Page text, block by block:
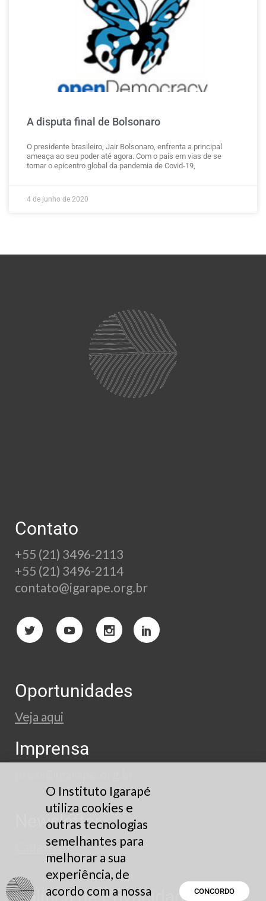
A disputa final de Bolsonaro
O presidente brasileiro, Jair Bolsonaro, enfrenta a principal
ameaça ao seu poder até agora. Com o país em vias de se
tornar o epicentro global da pandemia de Covid-19,
4 de junho de 2020
Contato
+55 (21) 3496-2113
+55 (21) 3496-2114
contato@igarape.org.br
Oportunidades
Veja aqui
Imprensa
Newsletter
Cadastre-se
Política de Privacidade
O Instituto Igarapé
utiliza cookies e
outras tecnologias
semelhantes para
melhorar a sua
experiência, de
acordo com a nossa
CONCORDO